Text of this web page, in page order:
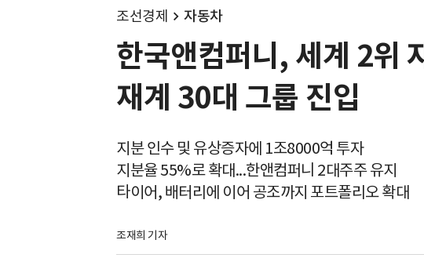
조선경제 자동차
한국앤컴퍼니, 세계 2위
재계 30대 그룹 진입
지분 인수 및 유상증자에 1조8000억 투자
지분율 55%로 확대...한앤컴퍼니 2대주주 유지
타이어, 배터리에 이어 공조까지 포트폴리오 확대
조재희 기자